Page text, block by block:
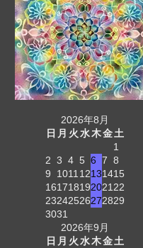
2026年8月
日 月 火水木金土
1
2 3 4 5 6 7 8
9
1011 12131415
161718192021 22
23242526272829
3031
2026年9月
日 月 火水木金土